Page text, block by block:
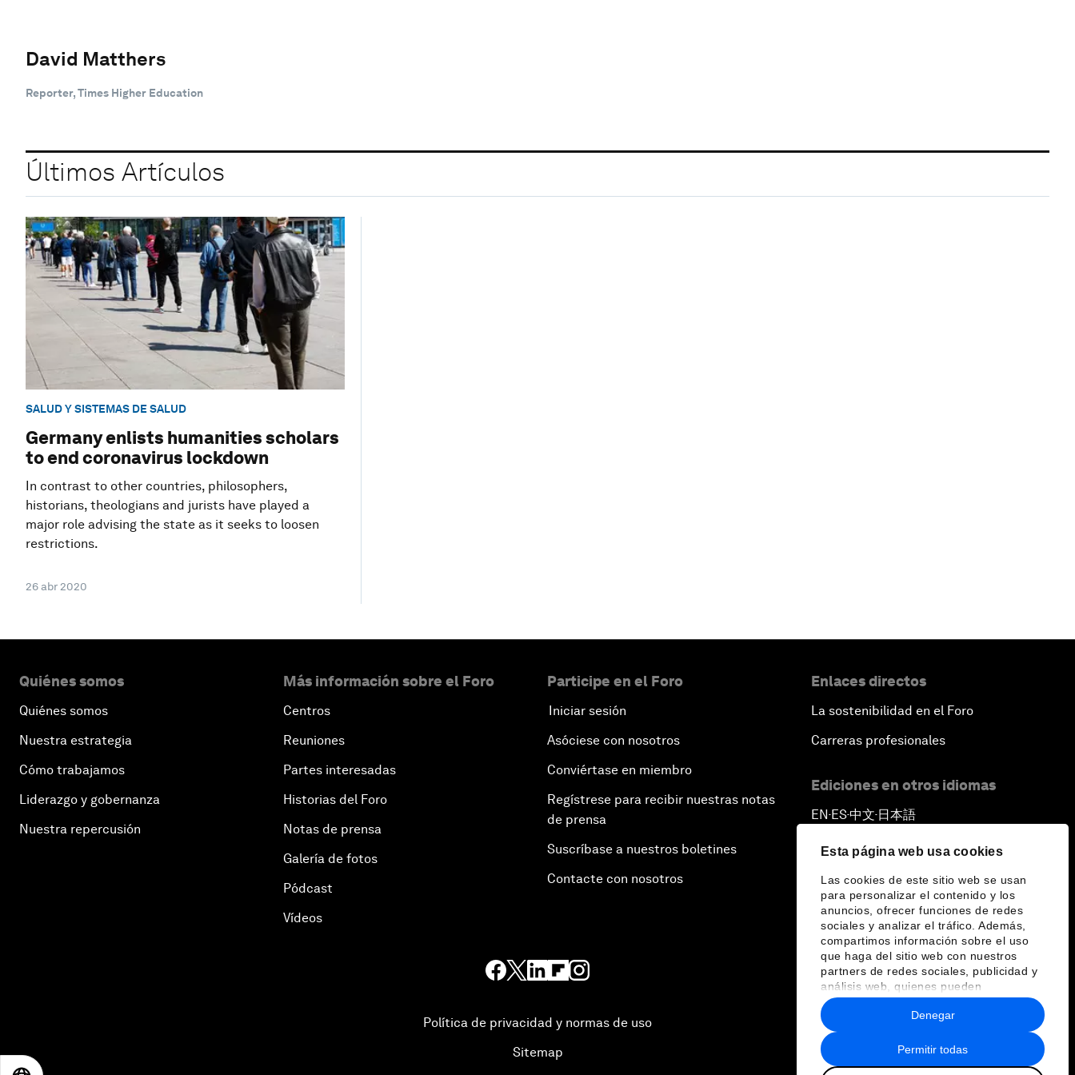
Esta página web usa cookies
Las cookies de este sitio web se usan
para personalizar el contenido y los
anuncios, ofrecer funciones de redes
sociales y analizar el tráfico. Además,
compartimos información sobre el uso
que haga del sitio web con nuestros
partners de redes sociales, publicidad y
análisis web, quienes pueden
combinarla con otra información que les
haya proporcionado o que hayan
recopilado a partir del uso que haya
hecho de sus servicios.
Permitir todas
Denegar
David Matthers
Reporter, Times Higher Education
Últimos Artículos
SALUD Y SISTEMAS DE SALUD
Germany enlists humanities scholars
to end coronavirus lockdown
In contrast to other countries, philosophers,
historians, theologians and jurists have played a
major role advising the state as it seeks to loosen
restrictions.
26 abr 2020
Quiénes somos
Quiénes somos
Nuestra estrategia
Cómo trabajamos
Liderazgo y gobernanza
Nuestra repercusión
Más información sobre el Foro
Centros
Reuniones
Partes interesadas
Historias del Foro
Notas de prensa
Galería de fotos
Pódcast
Vídeos
Participe en el Foro
Iniciar sesión
Asóciese con nosotros
Conviértase en miembro
Regístrese para recibir nuestras notas
de prensa
Suscríbase a nuestros boletines
Contacte con nosotros
Enlaces directos
La sostenibilidad en el Foro
Carreras profesionales
Ediciones en otros idiomas
EN ▪ ES▪中文▪ 日本語
Política de privacidad y normas de uso
Sitemap